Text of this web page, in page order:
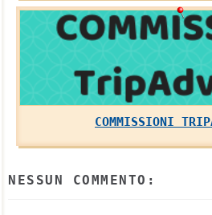
COMMISSIONI
NESSUN COMMENTO: